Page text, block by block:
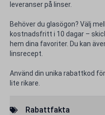
leveranser på linser.
Behöver du glasögon? Välj
kostnadsfritt i 10 dagar –
hem dina favoriter. Du kan
linsrecept.
Använd din unika rabattkod
lite rikare.
Rabattfakta